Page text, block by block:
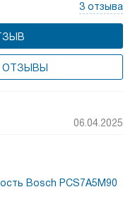
3 отзыва
ОТЗЫВЫ
06.04.2025
Bosch PCS7A5M90